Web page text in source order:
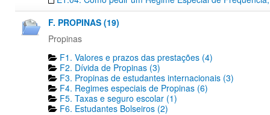
F. PROPINAS (19)
Propinas
F1. Valores e prazos das prestações (4)
F2. Dívida de Propinas (3)
F3. Propinas de estudantes internacionais (3)
F4. Regimes especiais de Propinas (6)
F5. Taxas e seguro escolar (1)
F6. Estudantes Bolseiros (2)